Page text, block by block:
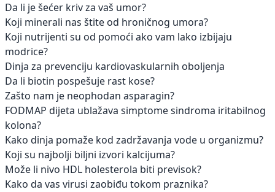
Da li je šećer kriv za vaš umor?
Koji minerali nas štite od hroničnog umora?
Koji nutrijenti su od pomoći ako vam lako izbijaju
modrice?
Dinja za prevenciju kardiovaskularnih oboljenja
Da li biotin pospešuje rast kose?
Zašto nam je neophodan asparagin?
FODMAP dijeta ublažava simptome sindroma iritabilnog
kolona?
Kako dinja pomaže kod zadržavanja vode u organizmu?
Koji su najbolji biljni izvori kalcijuma?
Može li nivo HDL holesterola biti previsok?
Kako da vas virusi zaobiđu tokom praznika?